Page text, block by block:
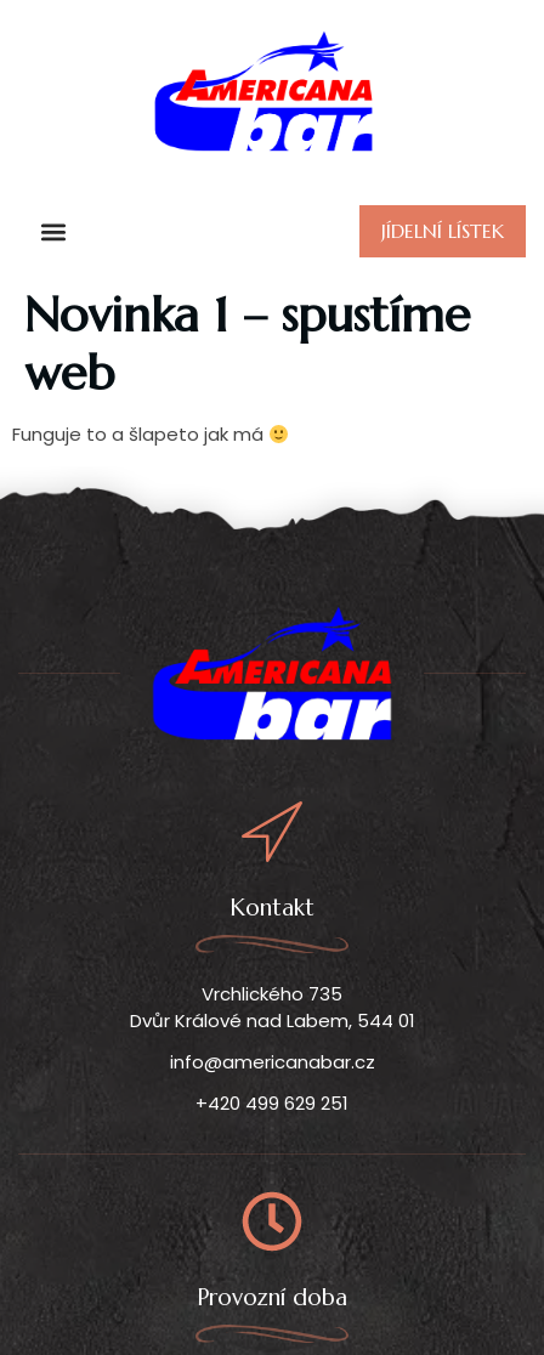
JÍDELNÍ LÍSTEK
Novinka 1 – spustíme
web
Funguje to a šlapeto jak má
Kontakt
Vrchlického 735
Dvůr Králové nad Labem, 544 01
info@americanabar.cz
+420 499 629 251
Provozní doba